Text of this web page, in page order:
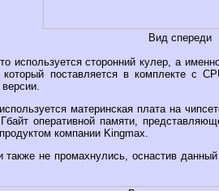
Вид спереди
используется сторонний кулер, а
поставляется в комплекте с
материнская плата на
оперативной памяти,
компании Kingmax.
также не промахнулись, оснастив